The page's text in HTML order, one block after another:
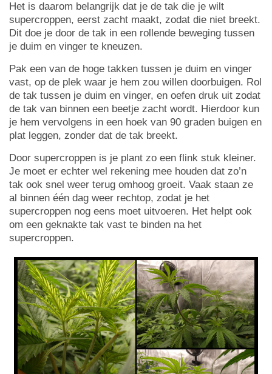
Het is daarom belangrijk dat je de tak die je wilt
supercroppen, eerst zacht maakt, zodat die niet breekt.
Dit doe je door de tak in een rollende beweging tussen
je duim en vinger te kneuzen.
Pak een van de hoge takken tussen je duim en vinger
vast, op de plek waar je hem zou willen doorbuigen. Rol
de tak tussen je duim en vinger, en oefen druk uit zodat
de tak van binnen een beetje zacht wordt. Hierdoor kun
je hem vervolgens in een hoek van 90 graden buigen en
plat leggen, zonder dat de tak breekt.
Door supercroppen is je plant zo een flink stuk kleiner.
Je moet er echter wel rekening mee houden dat zo’n
tak ook snel weer terug omhoog groeit. Vaak staan ze
al binnen één dag weer rechtop, zodat je het
supercroppen nog eens moet uitvoeren. Het helpt ook
om een geknakte tak vast te binden na het
supercroppen.